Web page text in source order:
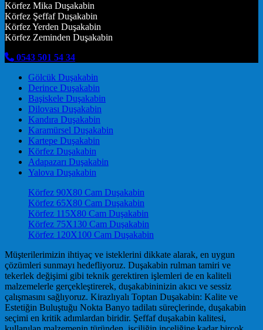
Körfez Mika Duşakabin
Körfez Şeffaf Duşakabin
Körfez Yerden Duşakabin
Körfez Zeminden Duşakabin
0543 501 54 34
Gölcük Duşakabin
Derince Duşakabin
Başiskele Duşakabin
Dilovası Duşakabin
Kandıra Duşakabin
Karamürsel Duşakabin
Kartepe Duşakabin
Körfez Duşakabin
Adapazarı Duşakabin
Yalova Duşakabin
Körfez 90X80 Cam Duşakabin
Körfez 65X80 Cam Duşakabin
Körfez 115X80 Cam Duşakabin
Körfez 75X130 Cam Duşakabin
Körfez 120X100 Cam Duşakabin
Müşterilerimizin ihtiyaç ve isteklerini dikkate alarak, en uygun
çözümleri sunmayı hedefliyoruz. Duşakabin rulman tamiri ve
tekerlek değişimi gibi teknik gerektiren işlemleri de en kaliteli
malzemelerle gerçekleştirerek, duşakabininizin akıcı ve sessiz
çalışmasını sağlıyoruz. Kirazlıyalı Toptan Duşakabin: Kalite ve
Estetiğin Buluştuğu Nokta Banyo tadilatı süreçlerinde, duşakabin
seçimi en kritik adımlardan biridir. Şeffaf duşakabin kalitesi,